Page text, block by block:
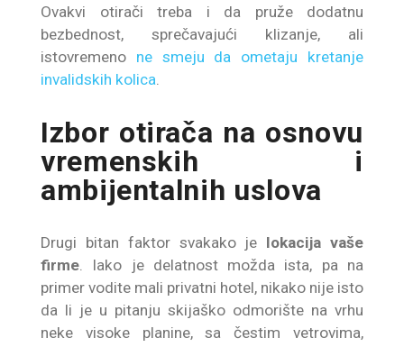
Ovakvi otirači treba i da pruže dodatnu
bezbednost, sprečavajući klizanje, ali
istovremeno ne smeju da ometaju kretanje
invalidskih kolica.
Izbor otirača na osnovu
vremenskih i
ambijentalnih uslova
Drugi bitan faktor svakako je lokacija vaše
firme. Iako je delatnost možda ista, pa na
primer vodite mali privatni hotel, nikako nije isto
da li je u pitanju skijaško odmorište na vrhu
neke visoke planine, sa čestim vetrovima,